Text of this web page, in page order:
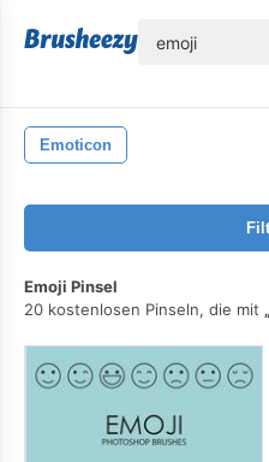
Emoticon
Emoji Pinsel
20 kostenlosen Pinseln, die mit